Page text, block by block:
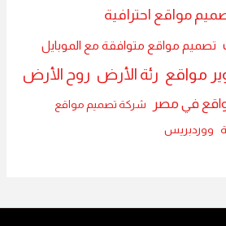
مواقع احترافية
تصميم مواقع متوافقة مع الموبايل
مواقع رئة الأرض روح الأرض
في مصر شركة تصميم مواقع
ووردبريس